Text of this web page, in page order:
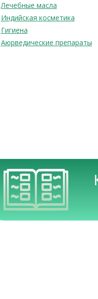
Лечебные масла
Индийская косметика
Гигиена
Аюрведические препараты